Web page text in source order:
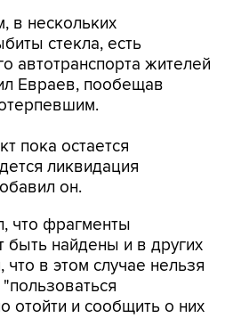
в нескольких
стекла, есть
автотранспорта жителей
Евраев, пообещав
пока остается
ликвидация
он.
что фрагменты
быть найдены и в других
в этом случае нельзя
отойти и сообщить о них